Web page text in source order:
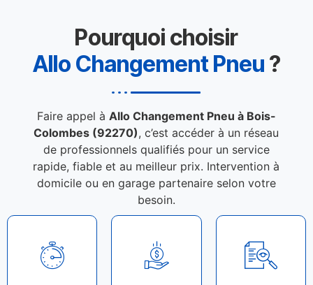
Pourquoi choisir
Allo Changement Pneu ?
Faire appel à Allo Changement Pneu à Bois-
Colombes (92270), c’est accéder à un réseau
de professionnels qualifiés pour un service
rapide, fiable et au meilleur prix. Intervention à
domicile ou en garage partenaire selon votre
besoin.